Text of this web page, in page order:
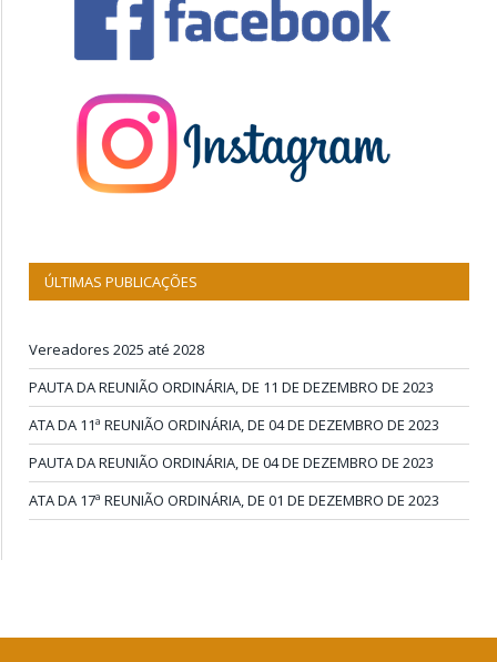
ÚLTIMAS PUBLICAÇÕES
Vereadores 2025 até 2028
PAUTA DA REUNIÃO ORDINÁRIA, DE 11 DE DEZEMBRO DE 2023
ATA DA 11ª REUNIÃO ORDINÁRIA, DE 04 DE DEZEMBRO DE 2023
PAUTA DA REUNIÃO ORDINÁRIA, DE 04 DE DEZEMBRO DE 2023
ATA DA 17ª REUNIÃO ORDINÁRIA, DE 01 DE DEZEMBRO DE 2023